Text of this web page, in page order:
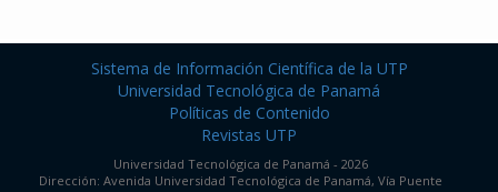
Sistema de Información Científica de la UTP
Universidad Tecnológica de Panamá
Políticas de Contenido
Revistas UTP
Universidad Tecnológica de Panamá - 2026
Dirección: Avenida Universidad Tecnológica de Panamá, Vía Puente